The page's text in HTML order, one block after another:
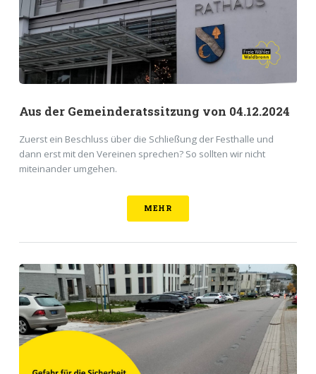
Aus der Gemeinderatssitzung von 04.12.2024
Zuerst ein Beschluss über die Schließung der Festhalle und
dann erst mit den Vereinen sprechen? So sollten wir nicht
miteinander umgehen.
MEHR